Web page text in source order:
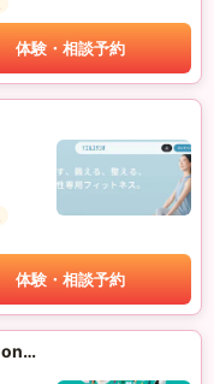
体験・相談予約
体験・相談予約
ツタヤコンディショニング(TSUTAYA Conditioning)PILATES